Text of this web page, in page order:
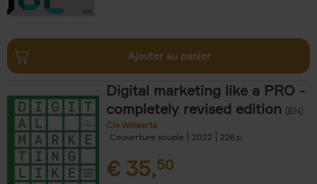
Ajouter au panier
Digital marketing like a PRO -
completely revised edition (EN)
Clo Willaerts
Couverture souple
2022 226
€ 35,50